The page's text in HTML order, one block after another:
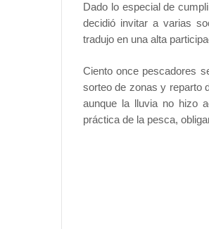
Dado lo especial de
decidió invitar a varias
tradujo en una alta
Ciento once pescadores
sorteo de zonas y reparto
aunque la lluvia no hizo
práctica de la pesca,